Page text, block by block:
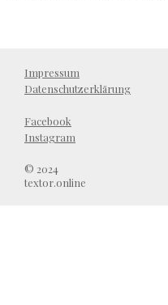
Impressum
Datenschutzerklärung
Facebook
Instagram
© 2024
textor.online